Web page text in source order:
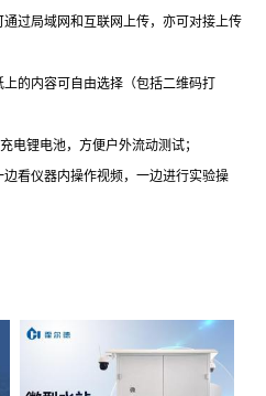
过局域网和互联网上传，亦可对接上传
的内容可自由选择（包括二维码打
电锂电池，方便户外流动测试；
看仪器内操作视频，一边进行实验操